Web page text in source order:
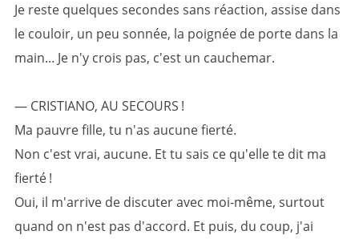
Je reste quelques secondes sans réaction, assise dans
le couloir, un peu sonnée, la poignée de porte dans la
main... Je n'y crois pas, c'est un cauchemar.
— CRISTIANO, AU SECOURS !
Ma pauvre fille, tu n'as aucune fierté.
Non c'est vrai, aucune. Et tu sais ce qu'elle te dit ma
fierté !
Oui, il m'arrive de discuter avec moi-même, surtout
quand on n'est pas d'accord. Et puis, du coup, j'ai